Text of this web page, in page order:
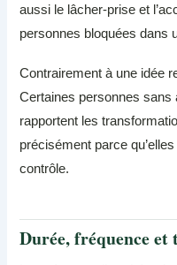
aussi le lâcher-prise et
personnes bloquées dans
Contrairement à une idée
Certaines personnes sans
rapportent les
précisément parce
contrôle.
Durée, fréquence